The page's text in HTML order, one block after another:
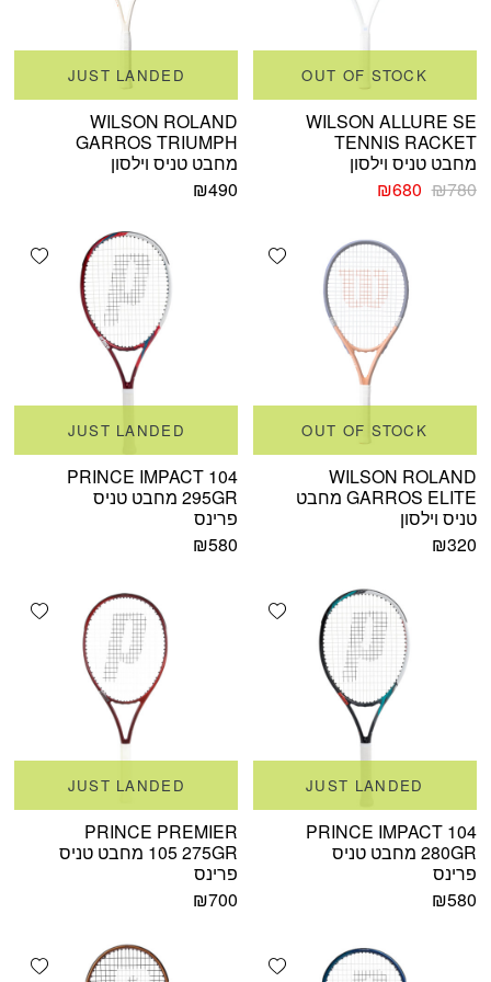
OUT OF STOCK
WILSON ALLURE SE
TENNIS RACKET
מחבט טניס וילסון
₪780
המחיר
₪780.
₪680
₪680.
JUST LANDED
WILSON ROLAND
GARROS TRIUMPH
מחבט טניס וילסון
₪490
Add wishlist
OUT OF STOCK
WILSON ROLAND
GARROS ELITE מחבט
טניס וילסון
₪320
JUST LANDED
PRINCE IMPACT 104
295GR מחבט טניס
פרינס
₪580
Add wishlist
JUST LANDED
PRINCE IMPACT 104
280GR מחבט טניס
פרינס
₪580
JUST LANDED
PRINCE PREMIER
105 275GR מחבט טניס
פרינס
₪700
Add wishlist